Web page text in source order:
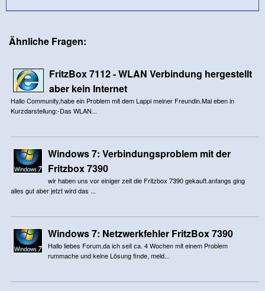
Ähnliche Fragen:
FritzBox 7112 - WLAN Verbindung hergestellt
aber kein Internet
Hallo Community,habe ein Problem mit dem Lappi meiner Freundin.Mal eben in
Kurzdarstellung:-Das WLAN...
Windows 7: Verbindungsproblem mit der
Fritzbox 7390
wir haben uns vor einiger zeit die Fritzbox 7390 gekauft.anfangs ging
alles gut aber jetzt wird das ...
Windows 7: Netzwerkfehler FritzBox 7390
Hallo liebes Forum,da ich seit ca. 4 Wochen mit einem Problem
rummache und keine Lösung finde, meld...